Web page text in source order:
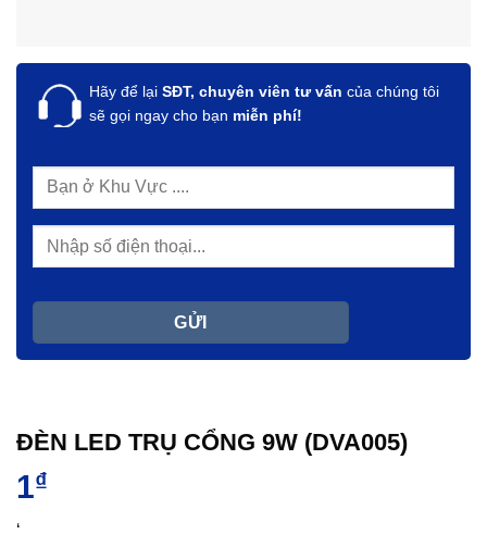
Hãy để lại SĐT, chuyên viên tư vấn của chúng tôi
sẽ gọi ngay cho bạn miễn phí!
ĐÈN LED TRỤ CỔNG 9W (DVA005)
1₫
‘